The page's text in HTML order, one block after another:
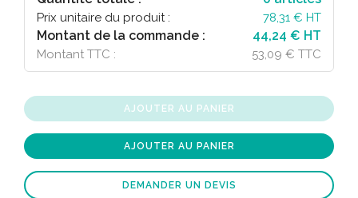
Prix unitaire du produit : 78,31 € HT
Montant de la commande : 44,24 € HT
Montant TTC : 53,09 € TTC
AJOUTER AU PANIER
AJOUTER AU PANIER
DEMANDER UN DEVIS